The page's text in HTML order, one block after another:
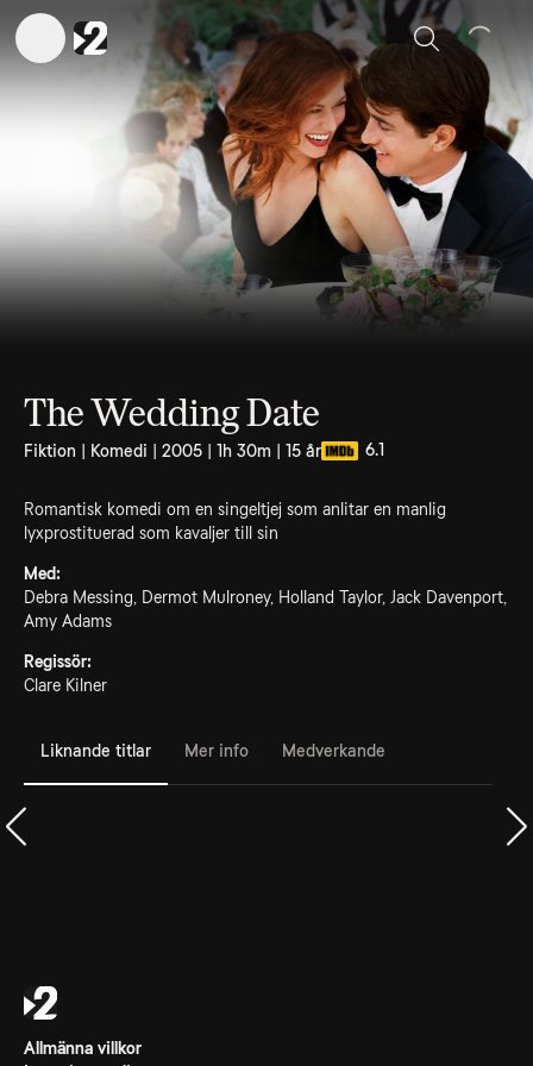
Sök
The Wedding Date
Fiktion | Komedi | 2005 | 1h 30m | 15 år 6.1
Romantisk komedi om en singeltjej som anlitar en manlig
lyxprostituerad som kavaljer till sin
Med:
Debra Messing, Dermot Mulroney, Holland Taylor, Jack Davenport,
Amy Adams
Regissör:
Clare Kilner
Liknande titlar Mer info Medverkande
Allmänna villkor